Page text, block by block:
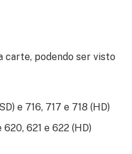
carte, podendo ser visto
e 716, 717 e 718 (HD)
620, 621 e 622 (HD)